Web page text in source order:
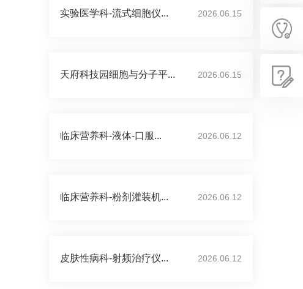
实验医学科-流式细胞仪... 2026.06.15
天府科技园细胞与分子平... 2026.06.15
临床营养科-液体-口服... 2026.06.12
临床营养科-粉剂灌装机... 2026.06.12
皮肤性病科-射频治疗仪... 2026.06.12